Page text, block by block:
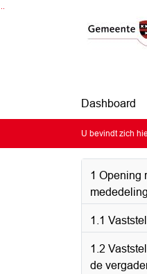
Dashboard
U bevindt zich
1 Opening
1.1
1.2
de